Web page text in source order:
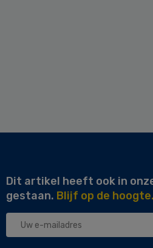
Dit artikel heeft ook in
gestaan. Blijf op de hoogte.
Uw